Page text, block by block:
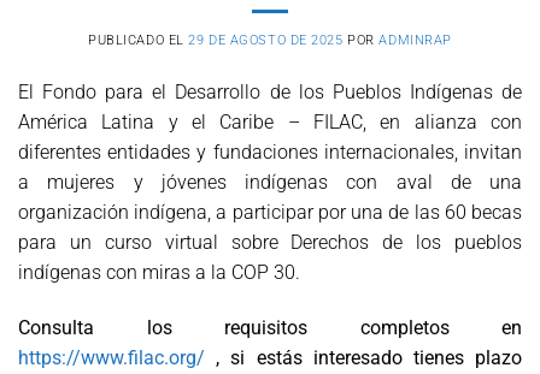
PUBLICADO EL29 DE AGOSTO DE 2025 PORADMINRAP
El Fondo para el Desarrollo de los Pueblos Indígenas de
América Latina y el Caribe – FILAC, en alianza con
diferentes entidades y fundaciones internacionales, invitan
a mujeres y jóvenes indígenas con aval de una
organización indígena, a participar por una de las 60 becas
para un curso virtual sobre Derechos de los pueblos
indígenas con miras a la COP 30.
Consulta los requisitos completos en
https://www.filac.org/ , si estás interesado tienes plazo